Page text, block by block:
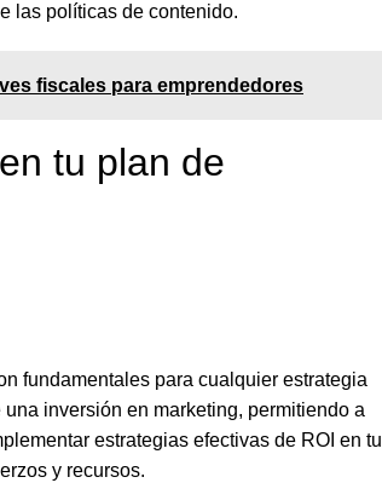
las políticas de contenido.
fiscales para emprendedores
tu plan de
fundamentales para cualquier estrategia
inversión en marketing, permitiendo a
estrategias efectivas de ROI en tu
y recursos.